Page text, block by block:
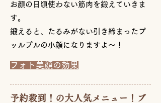
お顔の日頃使わない筋肉を鍛えていきま
す。
鍛えると、たるみがない引き締まったプ
ッルプルの小顔になりますよ～！
フォト美顔の効果
予約殺到！の大人気メニュー！ブ